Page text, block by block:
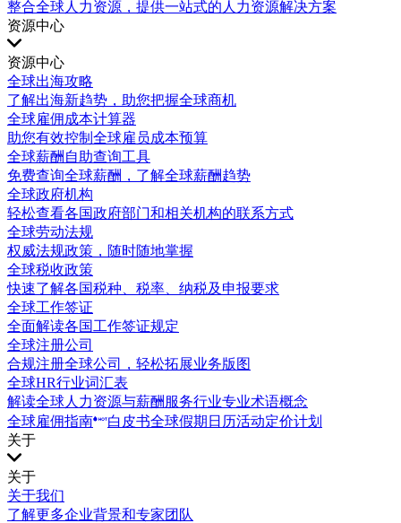
整合全球人力资源，提供一站式的人力资源解决方案
资源中心
资源中心
全球出海攻略
了解出海新趋势，助您把握全球商机
全球雇佣成本计算器
助您有效控制全球雇员成本预算
全球薪酬自助查询工具
免费查询全球薪酬，了解全球薪酬趋势
全球政府机构
轻松查看各国政府部门和相关机构的联系方式
全球劳动法规
权威法规政策，随时随地掌握
全球税收政策
快速了解各国税种、税率、纳税及申报要求
全球工作签证
全面解读各国工作签证规定
全球注册公司
合规注册全球公司，轻松拓展业务版图
全球HR行业词汇表
解读全球人力资源与薪酬服务行业专业术语概念
全球雇佣指南
白皮书全球假期日历活动定价计划
关于
关于
关于我们
了解更多企业背景和专家团队